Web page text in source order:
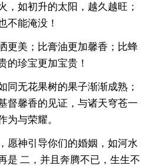
，如初升的太阳，越久越旺；
不能淹没！
更美；比膏油更加馨香；比蜂
的珍宝更加宝贵！
同无花果树的果子渐渐成熟；
督馨香的见证，与诸天穹苍一
为与荣耀。
愿神引导你们的婚姻，如河水
是 二，并且奔腾不已，生生不